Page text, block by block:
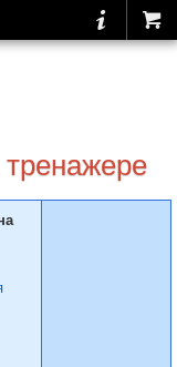
тренажере